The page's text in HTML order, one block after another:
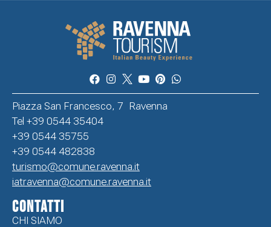
Piazza San Francesco, 7 Ravenna
Tel +39 0544 35404
+39 0544 35755
+39 0544 482838
turismo@comune.ravenna.it
iatravenna@comune.ravenna.it
CONTATTI
CHI SIAMO